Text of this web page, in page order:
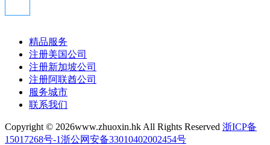
精品服务
注册美国公司
注册新加坡公司
注册阿联酋公司
服务城市
联系我们
Copyright © 2026www.zhuoxin.hk All Rights Reserved 浙ICP备
15017268号-1浙公网安备33010402002454号